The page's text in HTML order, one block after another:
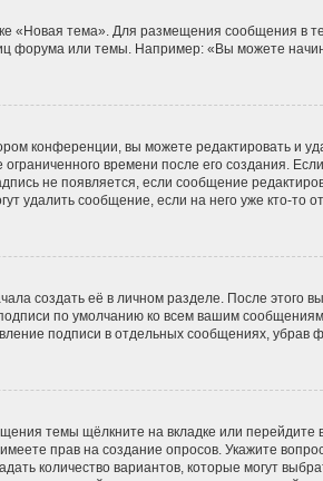
«Новая тема». Для размещения сообщения в
форума или темы. Например: «Вы можете
конференции, вы можете редактировать и
времени после его создания.
не появляется, если сообщение
удалить сообщение, если на него уже кто-то
создать её в личном разделе. После этого
по умолчанию ко всем вашим
подписи в отдельных сообщениях, убрав
темы щёлкните на вкладке или перейдите
прав на создание опросов. Укажите
количество вариантов, которые могут